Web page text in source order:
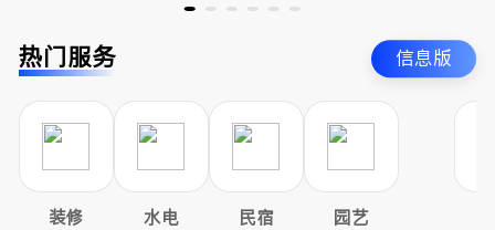
热门服务 信息版
装修 水电 民宿 园艺